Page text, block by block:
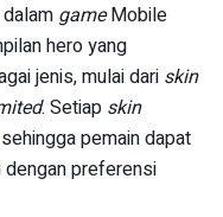
gameMobile
hero yang
jenis, mulai dari skin
. Setiap skin
pemain dapat
preferensi